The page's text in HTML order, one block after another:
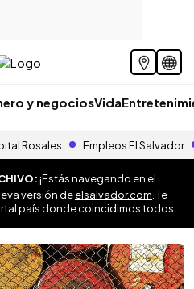
y negociosVida
Rosales Empleos El Salvador
¡Estás navegando en el
versión deelsalvador.com . Te
país donde coincidimos todos.